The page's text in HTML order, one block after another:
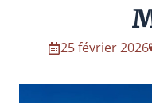
25 février 2026